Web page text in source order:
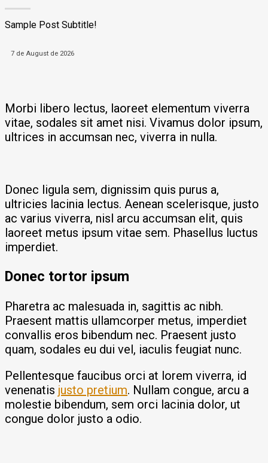
Sample Post Subtitle!
7 de August de 2026
Morbi libero lectus, laoreet elementum viverra
vitae, sodales sit amet nisi. Vivamus dolor ipsum,
ultrices in accumsan nec, viverra in nulla.
Donec ligula sem, dignissim quis purus a,
ultricies lacinia lectus. Aenean scelerisque, justo
ac varius viverra, nisl arcu accumsan elit, quis
laoreet metus ipsum vitae sem. Phasellus luctus
imperdiet.
Donec tortor ipsum
Pharetra ac malesuada in, sagittis ac nibh.
Praesent mattis ullamcorper metus, imperdiet
convallis eros bibendum nec. Praesent justo
quam, sodales eu dui vel, iaculis feugiat nunc.
Pellentesque faucibus orci at lorem viverra, id
venenatis justo pretium. Nullam congue, arcu a
molestie bibendum, sem orci lacinia dolor, ut
congue dolor justo a odio.